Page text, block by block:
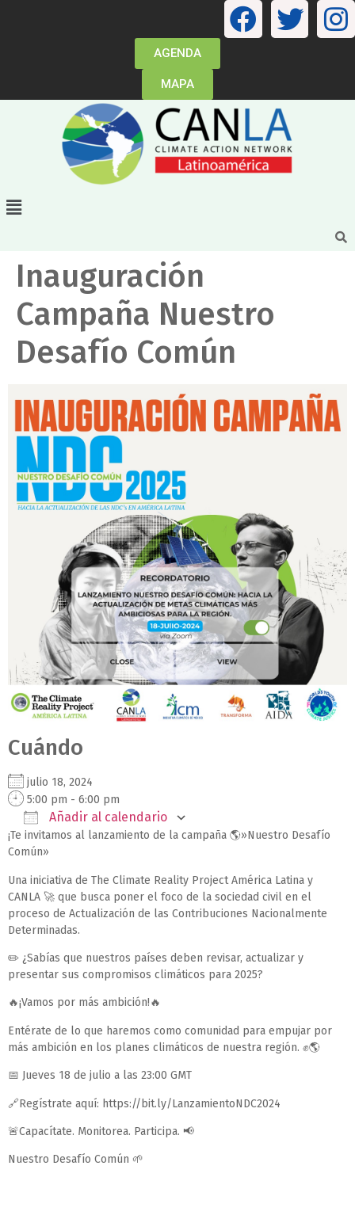
AGENDA
MAPA
Inauguración
Campaña Nuestro
Desafío Común
Cuándo
julio 18, 2024
5:00 pm - 6:00 pm
Añadir al calendario
Descargar ICSGoogle Calendar
iCalendarOffice 365Outlook Live
¡Te invitamos al lanzamiento de la campaña 🌎»Nuestro Desafío
Común»
Una iniciativa de The Climate Reality Project América Latina y
CANLA 🚀 que busca poner el foco de la sociedad civil en el
proceso de Actualización de las Contribuciones Nacionalmente
Determinadas.
✏️ ¿Sabías que nuestros países deben revisar, actualizar y
presentar sus compromisos climáticos para 2025?
🔥¡Vamos por más ambición!🔥
Entérate de lo que haremos como comunidad para empujar por
más ambición en los planes climáticos de nuestra región. ✊🌎
📅 Jueves 18 de julio a las 23:00 GMT
🔗Regístrate aquí: https://bit.ly/LanzamientoNDC2024
🚨Capacítate. Monitorea. Participa. 📢
Nuestro Desafío Común 🌱